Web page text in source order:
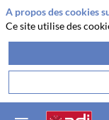
A propos des cookies
Ce site utilise des